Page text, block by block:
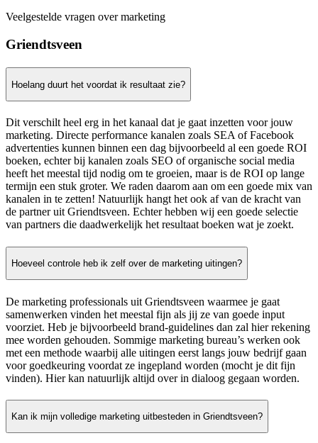
Veelgestelde vragen over marketing
Griendtsveen
Hoelang duurt het voordat ik resultaat zie?
Dit verschilt heel erg in het kanaal dat je gaat inzetten voor jouw
marketing. Directe performance kanalen zoals SEA of Facebook
advertenties kunnen binnen een dag bijvoorbeeld al een goede ROI
boeken, echter bij kanalen zoals SEO of organische social media
heeft het meestal tijd nodig om te groeien, maar is de ROI op lange
termijn een stuk groter. We raden daarom aan om een goede mix van
kanalen in te zetten! Natuurlijk hangt het ook af van de kracht van
de partner uit Griendtsveen. Echter hebben wij een goede selectie
van partners die daadwerkelijk het resultaat boeken wat je zoekt.
Hoeveel controle heb ik zelf over de marketing uitingen?
De marketing professionals uit Griendtsveen waarmee je gaat
samenwerken vinden het meestal fijn als jij ze van goede input
voorziet. Heb je bijvoorbeeld brand-guidelines dan zal hier rekening
mee worden gehouden. Sommige marketing bureau’s werken ook
met een methode waarbij alle uitingen eerst langs jouw bedrijf gaan
voor goedkeuring voordat ze ingepland worden (mocht je dit fijn
vinden). Hier kan natuurlijk altijd over in dialoog gegaan worden.
Kan ik mijn volledige marketing uitbesteden in Griendtsveen?